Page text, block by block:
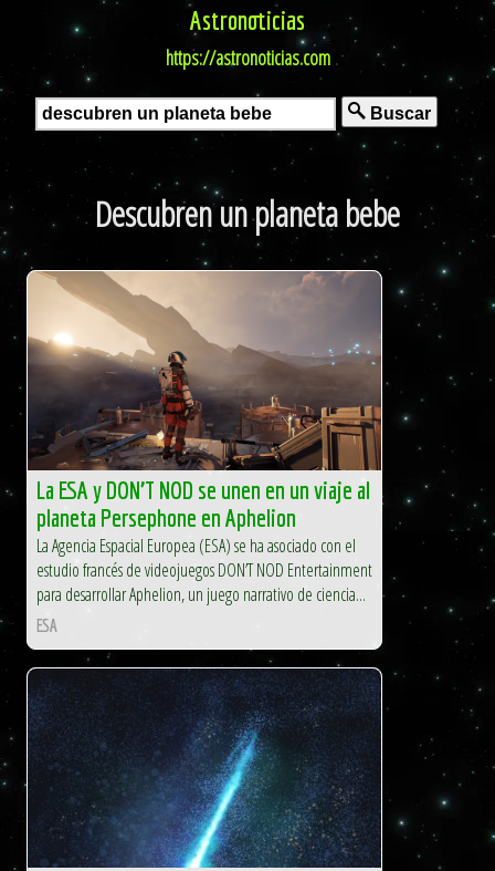
Astronoticias
https://astronoticias.com
Buscar
Descubren un planeta bebe
La ESA y DON’T NOD se unen en un viaje al
planeta Persephone en Aphelion
La Agencia Espacial Europea (ESA) se ha asociado con el
estudio francés de videojuegos DON’T NOD Entertainment
para desarrollar Aphelion, un juego narrativo de ciencia...
ESA